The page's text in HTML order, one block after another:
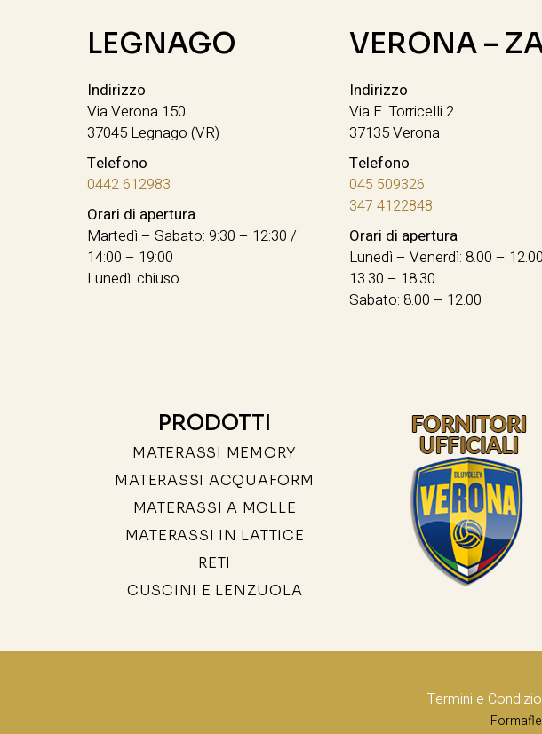
LEGNAGO
Indirizzo
Via Verona 150
37045 Legnago (VR)
Telefono
0442 612983
Orari di apertura
Martedì – Sabato: 9:30 – 12:30 /
14:00 – 19:00
Lunedì: chiuso
VERONA –
Indirizzo
Via E. Torricelli 2
37135 Verona
Telefono
045 509326
347 4122848
Orari di apertura
Lunedì – Venerdì: 8.00 –
13.30 – 18.30
Sabato: 8.00 – 12.00
PRODOTTI
MATERASSI MEMORY
MATERASSI ACQUAFORM
MATERASSI A MOLLE
MATERASSI IN LATTICE
RETI
CUSCINI E LENZUOLA
Termini e